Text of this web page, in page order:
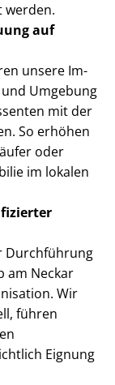
werden.
auf
unsere Im­
Umgebung
mit der
So erhöhen
oder
im lokalen
Durchführung
am Neckar
Wir
führen
Eignung